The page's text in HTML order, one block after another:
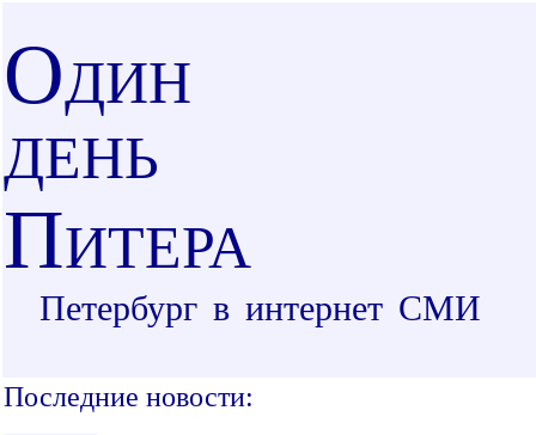
ОДИН
ДЕНЬ
ПИТЕРА
Петербург в интернет СМИ
Последние новости: